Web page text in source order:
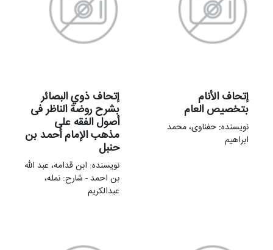
إتحاف الأنام
بتخصيص العام
نویسنده: حفناوی، محمد
ابراهیم
إتحاف ذوي البصائر
بشرح روضة الناظر فی‌
أصول‌ الفقه‌ علی‌
مذهب‌ الإما‌م‌ أحمد بن‌
حنبل‌
نویسنده: ابن قدامه، عبد الله
بن احمد - شارح: نمله،
عبدالکریم